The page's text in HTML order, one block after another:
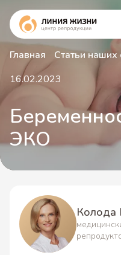
Главная Статьи наших
16.02.2023
ЭКО
Колода